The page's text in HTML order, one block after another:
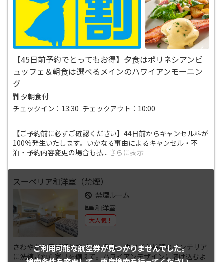
【45日前予約でとってもお得】夕食はポリネシアンビ
ュッフェ＆朝食は選べるメインのハワイアンモーニン
グ
夕朝食付
チェックイン：13:30 チェックアウト：10:00
【ご予約前に必ずご確認ください】44日前からキャンセル料が
100％発生いたします。いかなる事由によるキャンセル・不
泊・予約内容変更の場合も払... さらに表示
ご利用可能な航空券が見つかりませんでした。
スーペリア和洋室（禁煙）
禁煙ルーム
和洋室
大人気！
さわやかな風が通り抜けるような、ホワイト基調のインテリア
に洗練された家具を備えて。ハワイアンデザインに溶け込むよ